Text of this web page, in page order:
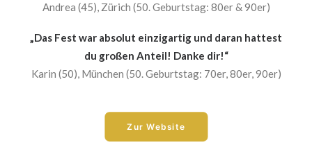
Andrea (45), Zürich (50. Geburtstag: 80er & 90er)
„Das Fest war absolut einzigartig und daran hattest
du großen Anteil! Danke dir!“
Karin (50), München (50. Geburtstag: 70er, 80er, 90er)
Zur Website